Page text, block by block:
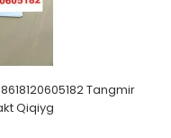
Tangmir
Qiqiyg